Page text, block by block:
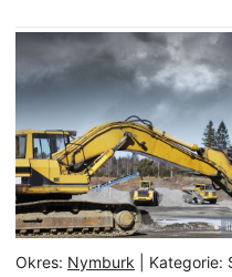
Okres: Nymburk | Kategorie: